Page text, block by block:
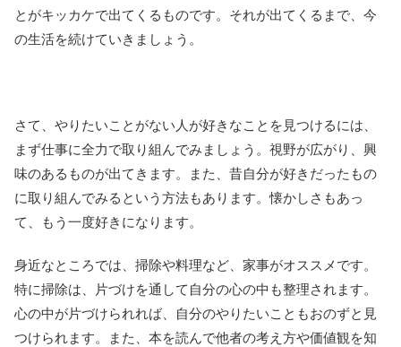
とがキッカケで出てくるものです。それが出てくるまで、今
の生活を続けていきましょう。
さて、やりたいことがない人が好きなことを見つけるには、
まず仕事に全力で取り組んでみましょう。視野が広がり、興
味のあるものが出てきます。また、昔自分が好きだったもの
に取り組んでみるという方法もあります。懐かしさもあっ
て、もう一度好きになります。
身近なところでは、掃除や料理など、家事がオススメです。
特に掃除は、片づけを通して自分の心の中も整理されます。
心の中が片づけられれば、自分のやりたいこともおのずと見
つけられます。また、本を読んで他者の考え方や価値観を知